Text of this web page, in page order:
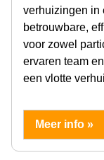
verhuizingen in
betrouwbare,
voor zowel
ervaren team
een vlotte
Meer info »